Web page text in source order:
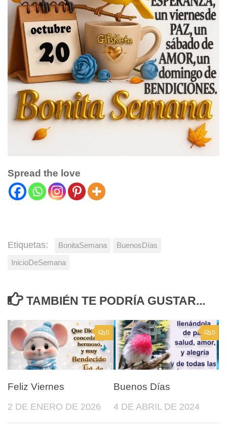
Spread the love
Etiquetas: BonitaSemana
BuenosDías
InicioDeSemana
TAMBIÉN TE PODRÍA GUSTAR...
0
Feliz Viernes
2 DE ENERO DE 2026
0
Buenos Días
4 DE ABRIL DE 2024